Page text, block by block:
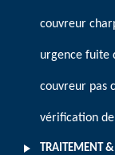
couvreur
urgence fuite
couvreur pas
vérification
TRAITEMENT